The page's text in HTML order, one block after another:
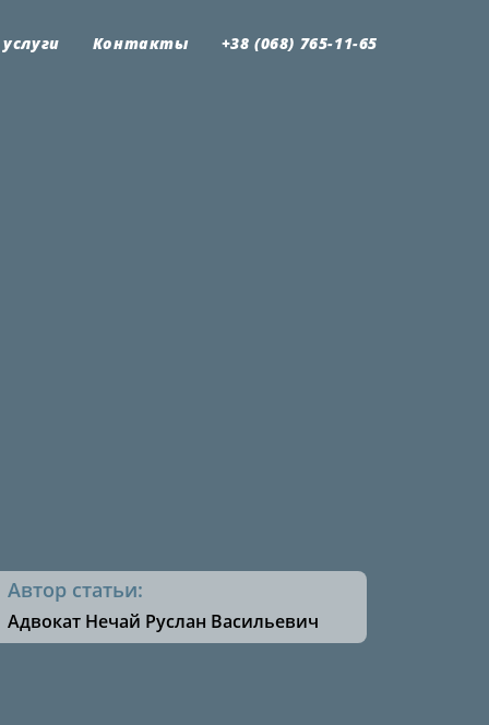
Контакты +38 (068) 765-11-65
Автор статьи:
Адвокат Нечай Руслан Васильевич